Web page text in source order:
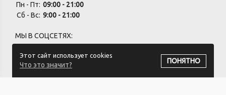
Этот сайт использует cookies
Что это значит?
ПОНЯТНО
Пн - Пт: 09:00 - 21:00
Сб - Вс: 9:00 - 21:00
МЫ В СОЦСЕТЯХ: